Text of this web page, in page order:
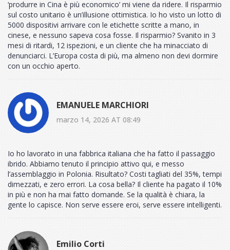
‘produrre in Cina è più economico’ mi viene da ridere. Il risparmio
sul costo unitario è un’illusione ottimistica. Io ho visto un lotto di
5000 dispositivi arrivare con le etichette scritte a mano, in
cinese, e nessuno sapeva cosa fosse. Il risparmio? Svanito in 3
mesi di ritardi, 12 ispezioni, e un cliente che ha minacciato di
denunciarci. L’Europa costa di più, ma almeno non devi dormire
con un occhio aperto.
EMANUELE MARCHIORI
marzo 14, 2026 AT 08:49
Io ho lavorato in una fabbrica italiana che ha fatto il passaggio
ibrido. Abbiamo tenuto il principio attivo qui, e messo
l’assemblaggio in Polonia. Risultato? Costi tagliati del 35%, tempi
dimezzati, e zero errori. La cosa bella? Il cliente ha pagato il 10%
in più e non ha mai fatto domande. Se la qualità è chiara, la
gente lo capisce. Non serve essere eroi, serve essere intelligenti.
Emilio Corti